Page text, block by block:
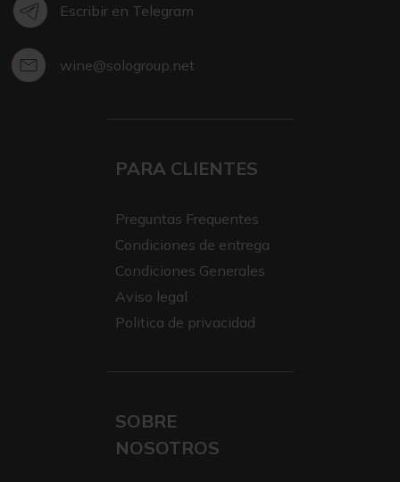
Escribir en Telegram
wine@sologroup.net
PARA CLIENTES
Preguntas Frequentes
Condiciones de entrega
Condiciones Generales
Aviso legal
Politica de privacidad
SOBRE
NOSOTROS